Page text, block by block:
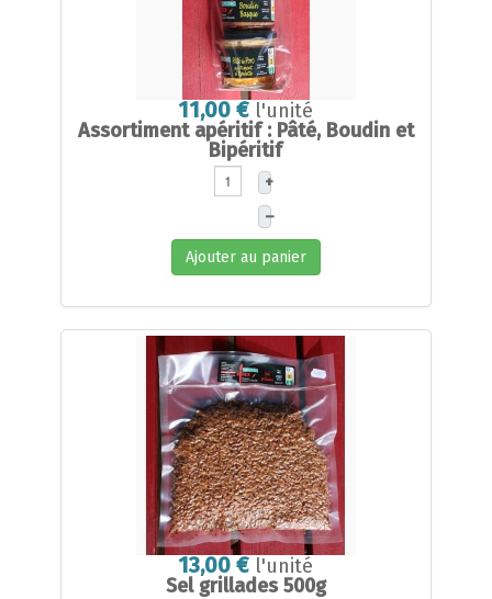
11,00 € l'unité
Assortiment apéritif : Pâté, Boudin et
Bipéritif
+
–
Ajouter au panier
13,00 € l'unité
Sel grillades 500g